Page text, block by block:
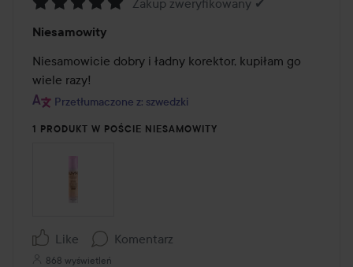
5
z
5
Zakup zweryfikowany ✔
Niesamowity
Niesamowicie dobry i ładny korektor, kupiłam go
wiele razy!
Przetłumaczone z: szwedzki
1 PRODUKT W POŚCIE NIESAMOWITY
Like Komentarz
868 wyświetleń